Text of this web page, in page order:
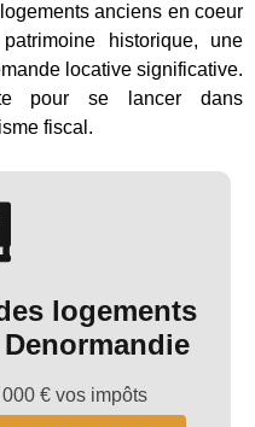
anciens en coeur
historique, une
locative significative.
pour se lancer dans
fiscal.
logements
€ vos impôts